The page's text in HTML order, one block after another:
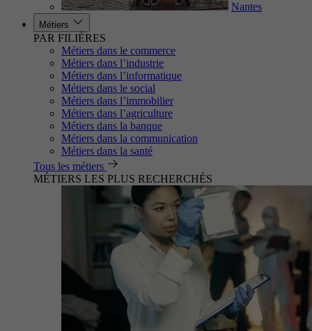
Nantes
Métiers
PAR FILIÈRES
Métiers dans le commerce
Métiers dans l’industrie
Métiers dans l’informatique
Métiers dans le social
Métiers dans l’immobilier
Métiers dans l’agriculture
Métiers dans la banque
Métiers dans la communication
Métiers dans la santé
Tous les métiers
MÉTIERS LES PLUS RECHERCHÉS